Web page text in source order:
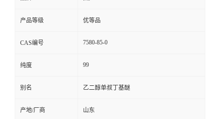
产品等级 优等品
CAS编号 7580-85-0
纯度 99
别名 乙二醇单叔丁基醚
产地/厂商 山东